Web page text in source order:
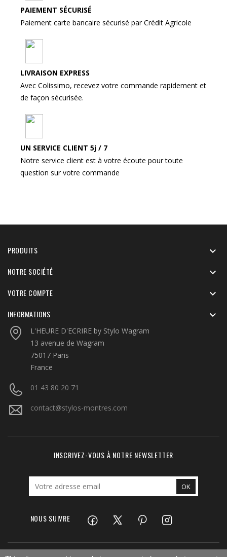
PAIEMENT SÉCURISÉ
Paiement carte bancaire sécurisé par Crédit Agricole
LIVRAISON EXPRESS
Avec Colissimo, recevez votre commande rapidement et
de façon sécurisée.
UN SERVICE CLIENT 5j / 7
Notre service client est à votre écoute pour toute
question sur votre commande
PRODUITS 
NOTRE SOCIÉTÉ 
VOTRE COMPTE 
INFORMATIONS 
L'HEURE D'ECRIRE by Stylo Wagram
13 avenue de Wagram
75017 Paris
France
01 43 80 20 71
contact@stylos-montres.com
INSCRIVEZ-VOUS À NOTRE NEWSLETTER
NOUS SUIVRE FacebookTwitter PinterestInstagram